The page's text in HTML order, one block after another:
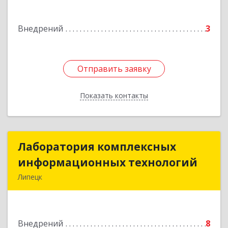
Внедрений 3
Отправить заявку
Показать контакты
Отправить заявку
Назад
Лаборатория комплексных
информационных технологий
Липецк
Внедрений 8
Лаборатория комплексных
информационных технологий
Подробнее